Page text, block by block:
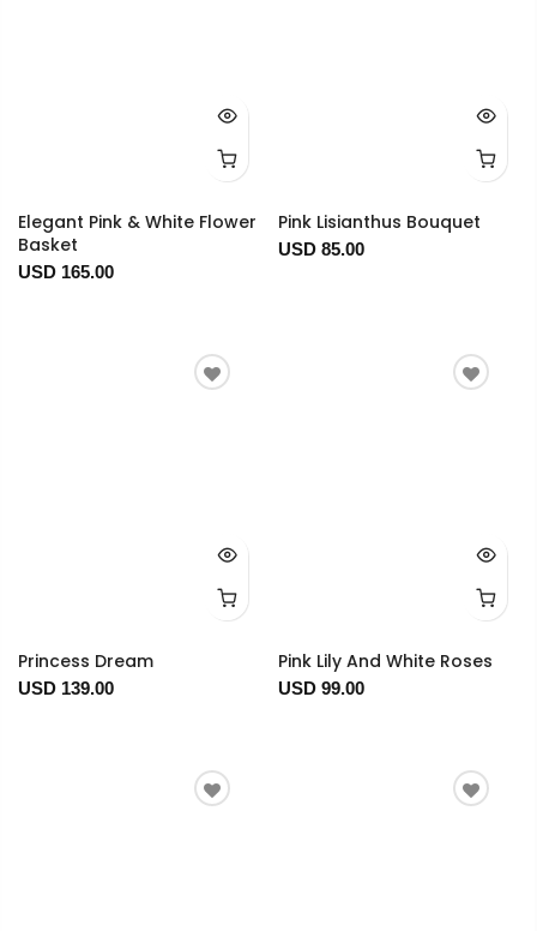
Elegant Pink & White Flower
Basket
USD 165.00
Pink Lisianthus Bouquet
USD 85.00
Princess Dream
USD 139.00
Pink Lily And White Roses
USD 99.00